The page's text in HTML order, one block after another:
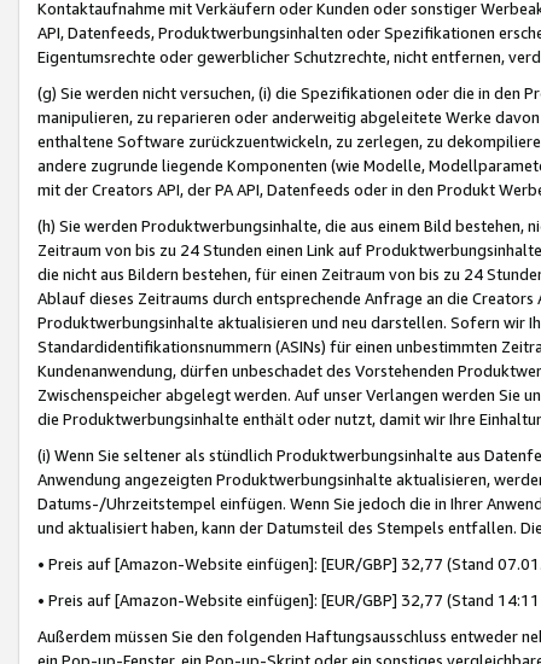
Kontaktaufnahme mit Verkäufern oder Kunden oder sonstiger
API, Datenfeeds, Produktwerbungsinhalten oder Spezifikationen
Eigentumsrechte oder gewerblicher Schutzrechte, nicht entfernen,
(g) Sie werden nicht versuchen, (i) die Spezifikationen oder die in
manipulieren, zu reparieren oder anderweitig abgeleitete Werke
enthaltene Software zurückzuentwickeln, zu zerlegen, zu
andere zugrunde liegende Komponenten (wie Modelle,
mit der Creators API, der PA API, Datenfeeds oder in den Produkt
(h) Sie werden Produktwerbungsinhalte, die aus einem Bild bestehen,
Zeitraum von bis zu 24 Stunden einen Link auf
die nicht aus Bildern bestehen, für einen Zeitraum von bis zu 24
Ablauf dieses Zeitraums durch entsprechende Anfrage an die
Produktwerbungsinhalte aktualisieren und neu darstellen. Sofern wir
Standardidentifikationsnummern (ASINs) für einen unbestimmten
Kundenanwendung, dürfen unbeschadet des Vorstehenden
Zwischenspeicher abgelegt werden. Auf unser Verlangen werden Sie
die Produktwerbungsinhalte enthält oder nutzt, damit wir Ihre
(i) Wenn Sie seltener als stündlich Produktwerbungsinhalte aus
Anwendung angezeigten Produktwerbungsinhalte aktualisieren,
Datums-/Uhrzeitstempel einfügen. Wenn Sie jedoch die in Ihrer
und aktualisiert haben, kann der Datumsteil des Stempels entfallen.
• Preis auf [Amazon-Website einfügen]: [EUR/GBP] 32,77 (Stand
• Preis auf [Amazon-Website einfügen]: [EUR/GBP] 32,77 (Stand
Außerdem müssen Sie den folgenden Haftungsausschluss entweder
ein Pop-up-Fenster, ein Pop-up-Skript oder ein sonstiges